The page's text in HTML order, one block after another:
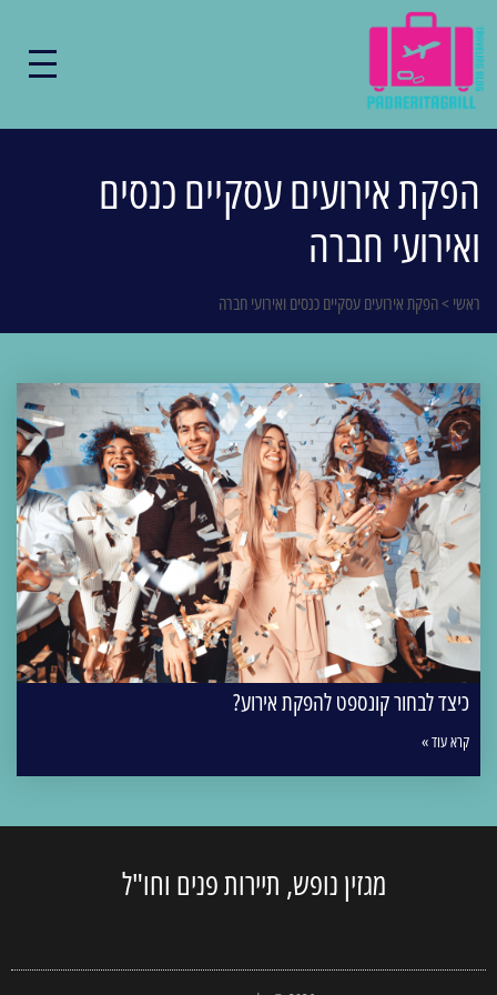
הפקת אירועים עסקיים כנסים
ואירועי חברה
ראשי >הפקת אירועים עסקיים כנסים ואירועי חברה
כיצד לבחור קונספט להפקת אירוע?
קרא עוד »
מגזין נופש, תיירות פנים וחו"ל